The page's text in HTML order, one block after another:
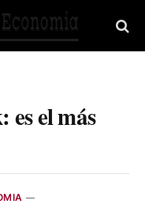
es el más